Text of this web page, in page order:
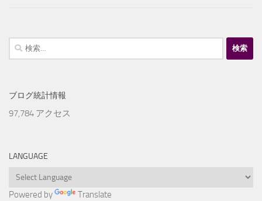
検
索:
ブログ統計情報
97,784 アクセス
LANGUAGE
Powered by Translate